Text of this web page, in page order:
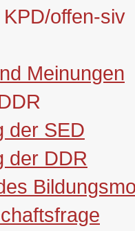
offen-siv
Meinungen
der SED
der DDR